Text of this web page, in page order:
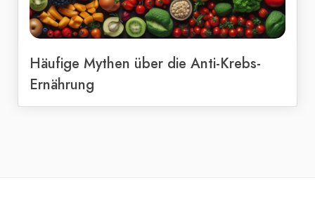
Häufige Mythen über die Anti-Krebs-
Ernährung